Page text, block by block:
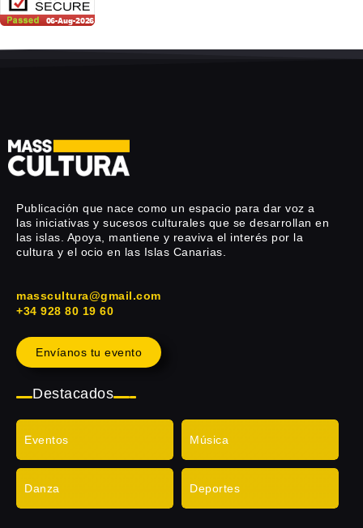
Publicación que nace como un espacio para dar voz a
las iniciativas y sucesos culturales que se desarrollan en
las islas. Apoya, mantiene y reaviva el interés por la
cultura y el ocio en las Islas Canarias.
masscultura@gmail.com
+34 928 80 19 60
Envíanos tu evento
Destacados
Eventos Música
Danza Deportes